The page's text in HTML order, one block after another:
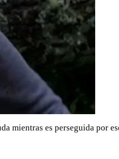
mientras es perseguida por